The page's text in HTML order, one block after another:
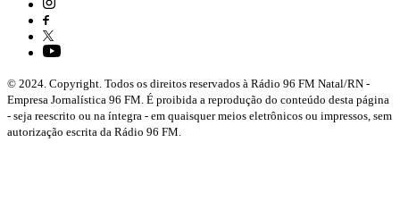
© 2024. Copyright. Todos os direitos reservados à Rádio 96 FM Natal/RN -
Empresa Jornalística 96 FM. É proibida a reprodução do conteúdo desta página
- seja reescrito ou na íntegra - em quaisquer meios eletrônicos ou impressos, sem
autorização escrita da Rádio 96 FM.